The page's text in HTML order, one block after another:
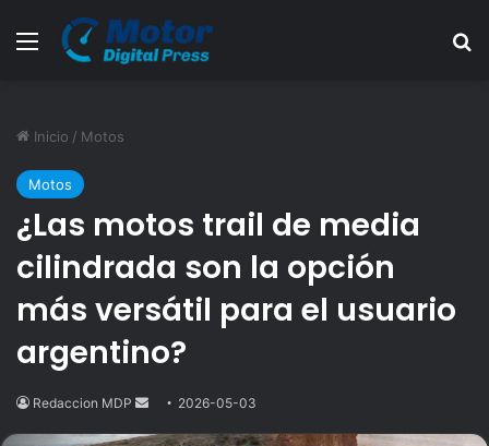
Menú
Inicio / Motos
Motos
¿Las motos trail de media
cilindrada son la opción
más versátil para el usuario
argentino?
Redaccion MDP
Send2026-05-03